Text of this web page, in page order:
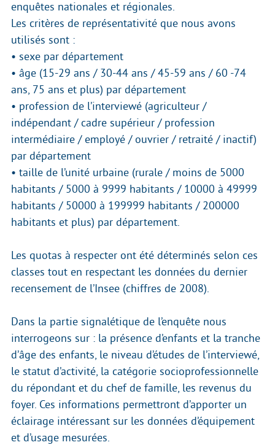
enquêtes nationales et régionales.
Les critères de représentativité que nous avons
utilisés sont :
• sexe par département
• âge (15-29 ans / 30-44 ans / 45-59 ans / 60 -74
ans, 75 ans et plus) par département
• profession de l’interviewé (agriculteur /
indépendant / cadre supérieur / profession
intermédiaire / employé / ouvrier / retraité / inactif)
par département
• taille de l’unité urbaine (rurale / moins de 5000
habitants / 5000 à 9999 habitants / 10000 à 49999
habitants / 50000 à 199999 habitants / 200000
habitants et plus) par département.
Les quotas à respecter ont été déterminés selon ces
classes tout en respectant les données du dernier
recensement de l’Insee (chiffres de 2008).
Dans la partie signalétique de l’enquête nous
interrogeons sur : la présence d’enfants et la tranche
d’âge des enfants, le niveau d’études de l’interviewé,
le statut d’activité, la catégorie socioprofessionnelle
du répondant et du chef de famille, les revenus du
foyer. Ces informations permettront d’apporter un
éclairage intéressant sur les données d’équipement
et d’usage mesurées.